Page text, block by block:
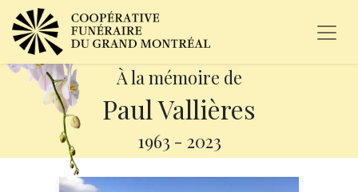
À la mémoire de
Paul Vallières
1963 - 2023